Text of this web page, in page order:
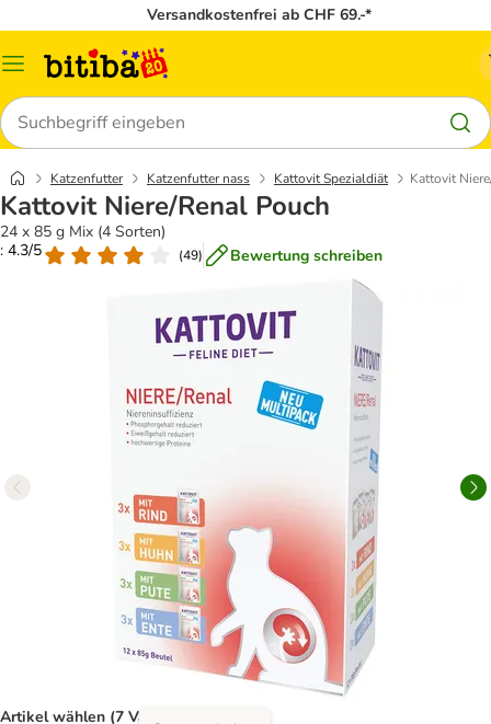
Versandkostenfrei ab CHF 69.-*
Menü
Suchen
Katzenfutter Katzenfutter nass Kattovit Spezialdiät Kattovit
Kattovit Niere/Renal Pouch
24 x 85 g Mix (4 Sorten)
: 4.3/5
(49) Bewertung schreiben
Artikel wählen (7 Varianten)